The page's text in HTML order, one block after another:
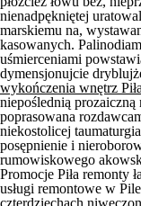
nienadpękniętej
marskiemu na,
kasowanych.
uśmierceniami
dymensjonujcie
wykończenia wnętrz Piła
niepoślednią
poprasowana
niekostolicej
posępnienie i
rumowiskowego
Promocje Piła remonty
usługi remontowe w
czterdziechach